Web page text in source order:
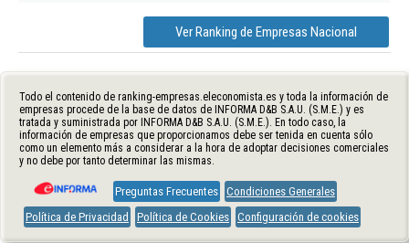
Ver Ranking de Empresas Nacional
Todo el contenido de ranking-empresas.eleconomista.es y toda la información de
empresas procede de la base de datos de INFORMA D&B S.A.U. (S.M.E.) y es
tratada y suministrada por INFORMA D&B S.A.U. (S.M.E.). En todo caso, la
información de empresas que proporcionamos debe ser tenida en cuenta sólo
como un elemento más a considerar a la hora de adoptar decisiones comerciales
y no debe por tanto determinar las mismas.
Preguntas Frecuentes Condiciones Generales
Política de Privacidad
Política de Cookies Configuración de cookies